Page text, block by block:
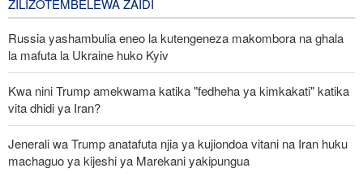
ZILIZOTEMBELEWA ZAIDI
Russia yashambulia eneo la kutengeneza makombora na ghala
la mafuta la Ukraine huko Kyiv
Kwa nini Trump amekwama katika "fedheha ya kimkakati" katika
vita dhidi ya Iran?
Jenerali wa Trump anatafuta njia ya kujiondoa vitani na Iran huku
machaguo ya kijeshi ya Marekani yakipungua